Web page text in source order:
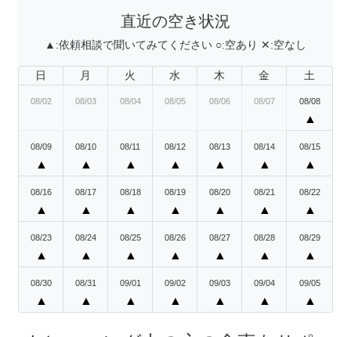
直近の空き状況
▲:依頼相談で聞いてみてください ○:空あり ✕:空なし
日 月 火 水 木 金 土
08/02 08/03 08/04 08/05 08/06 08/07 08/08
▲
08/09
▲
08/10
▲
08/11
▲
08/12
▲
08/13
▲
08/14
▲
08/15
▲
08/16
▲
08/17
▲
08/18
▲
08/19
▲
08/20
▲
08/21
▲
08/22
▲
08/23
▲
08/24
▲
08/25
▲
08/26
▲
08/27
▲
08/28
▲
08/29
▲
08/30
▲
08/31
▲
09/01
▲
09/02
▲
09/03
▲
09/04
▲
09/05
▲